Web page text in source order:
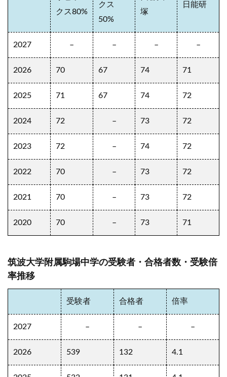
クス80%
クス
50%
塚
日能研
2027 – – – –
2026 70 67 74 71
2025 71 67 74 72
2024 72 – 73 72
2023 72 – 74 72
2022 70 – 73 72
2021 70 – 73 72
2020 70 – 73 71
筑波大学附属駒場中学の受験者・合格者数・受験倍
率推移
受験者 合格者 倍率
2027 – – –
2026 539 132 4.1